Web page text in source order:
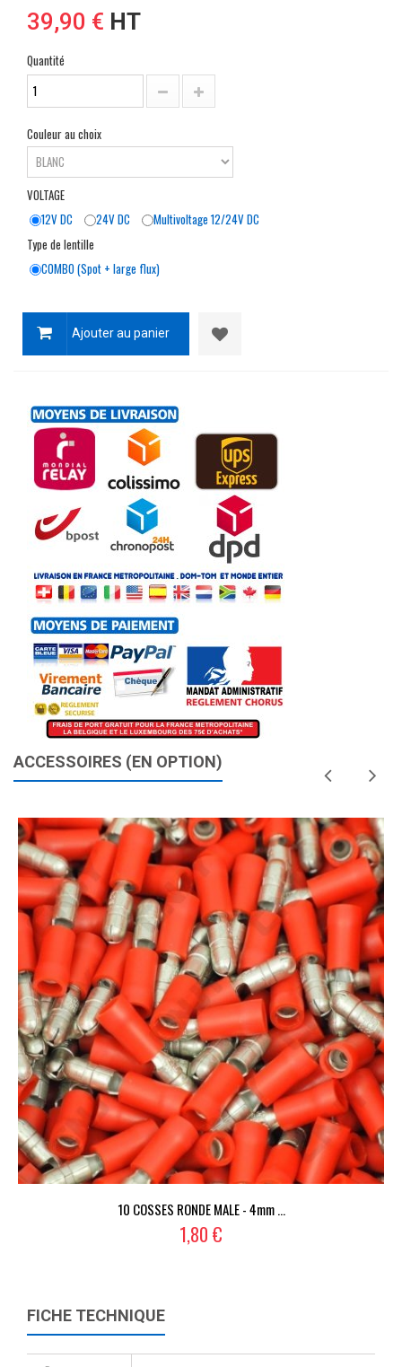
39,90 € HT
Quantité
Couleur au choix
VOLTAGE
12V DC
24V DC
Multivoltage 12/24V DC
Type de lentille
COMBO (Spot + large flux)
Ajouter au panier
ACCESSOIRES (EN OPTION)
10 COSSES RONDE MALE - 4mm ...
1,80 €
FICHE TECHNIQUE